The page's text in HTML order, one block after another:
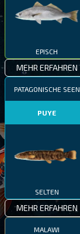
EPISCH
MEHR ERFAHREN
PATAGONISCHE SEEN
PUYE
SELTEN
MEHR ERFAHREN
MALAWI